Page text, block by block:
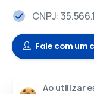
CNPJ:
Fale com um
Ao utilizar